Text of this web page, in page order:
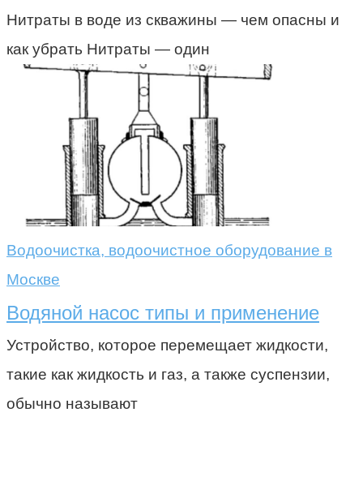
Нитраты в воде из скважины — чем опасны и
как убрать Нитраты — один
Водоочистка, водоочистное оборудование в
Москве
Водяной насос типы и применение
Устройство, которое перемещает жидкости,
такие как жидкость и газ, а также суспензии,
обычно называют